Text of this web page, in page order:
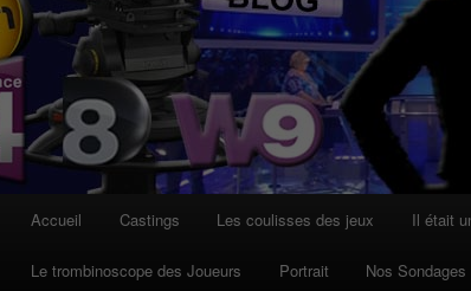
Accueil Castings Les coulisses des jeux Il était
Le trombinoscope des Joueurs Portrait Nos Sondages